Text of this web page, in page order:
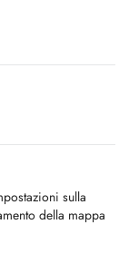
sulla
della mappa